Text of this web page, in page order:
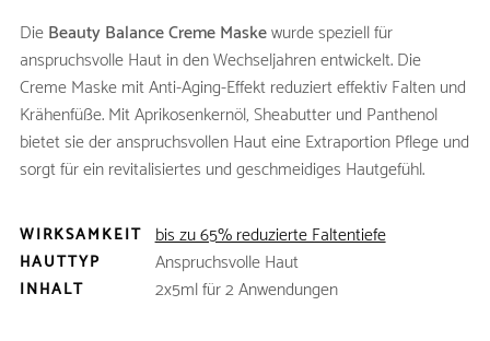
DieBeauty Balance Creme Maskewurde speziell für
anspruchsvolle Haut in den Wechseljahren entwickelt. Die
Creme Maske mit Anti-Aging-Effekt reduziert effektiv Falten und
Krähenfüße. Mit Aprikosenkernöl, Sheabutter und Panthenol
bietet sie der anspruchsvollen Haut eine Extraportion Pflege und
sorgt für ein revitalisiertes und geschmeidiges Hautgefühl.
WIRKSAMKEIT bis zu 65% reduzierte Faltentiefe
HAUTTYP Anspruchsvolle Haut
INHALT 2x5ml für 2 Anwendungen